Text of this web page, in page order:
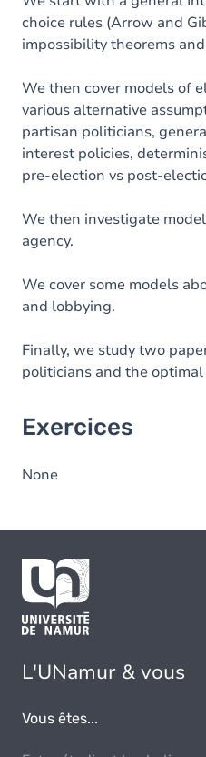
choice rules (Arrow and
impossibility theorems
We then cover models of
various alternative
partisan politicians,
interest policies,
pre-election vs post-
We then investigate
agency.
We cover some models
and lobbying.
Finally, we study two
politicians and the
Exercices
None
L'UNamur & vous
Vous êtes...